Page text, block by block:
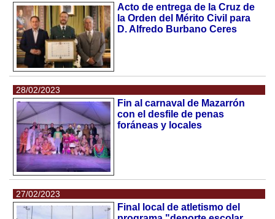
Acto de entrega de la Cruz de
la Orden del Mérito Civil para
D. Alfredo Burbano Ceres
28/02/2023
Fin al carnaval de Mazarrón
con el desfile de penas
foráneas y locales
27/02/2023
Final local de atletismo del